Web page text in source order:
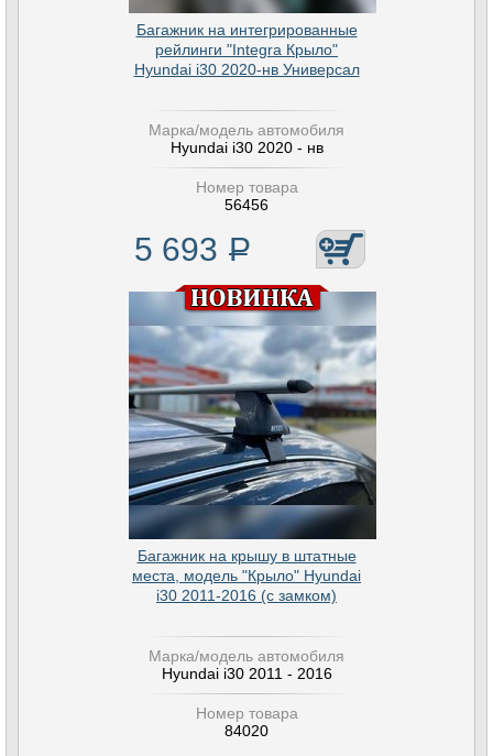
Багажник на интегрированные
рейлинги "Integra Крыло"
Hyundai i30 2020-нв Универсал
Марка/модель автомобиля
Hyundai i30 2020 - нв
Номер товара
56456
5 693 Р
Багажник на крышу в штатные
места, модель "Крыло" Hyundai
i30 2011-2016 (с замком)
Марка/модель автомобиля
Hyundai i30 2011 - 2016
Номер товара
84020